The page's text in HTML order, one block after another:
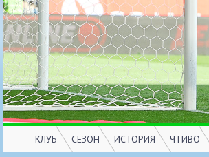
КЛУБ
СЕЗОН
ИСТОРИЯ
ЧТИВО